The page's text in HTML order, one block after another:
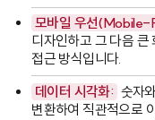
모바일 우선(Mobile-
디자인하고 그 다음 큰
접근 방식입니다.
데이터 시각화: 숫자
변환하여 직관적으로